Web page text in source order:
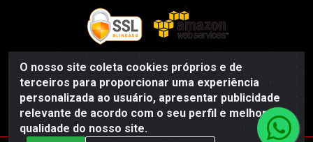
O nosso site coleta cookies próprios e de
terceiros para proporcionar uma experiência
personalizada ao usuário, apresentar publicidade
relevante de acordo com o seu perfil e melhorar a
qualidade do nosso site.
Almeida Distribuidor - Rodovia BR 104, S/N, Centro -
Esperança/PB - CEP 58135-000 - CNPJ 35.419.548/0001-55